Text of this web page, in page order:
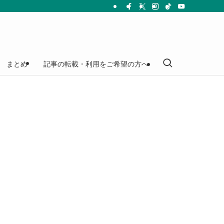
まとめ 記事の転載・利用をご希望の方へ